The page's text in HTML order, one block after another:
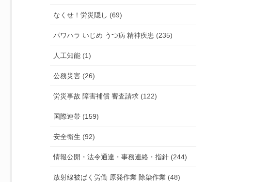
なくせ！労災隠し (69)
パワハラ いじめ うつ病 精神疾患 (235)
人工知能 (1)
公務災害 (26)
労災事故 障害補償 審査請求 (122)
国際連帯 (159)
安全衛生 (92)
情報公開・法令通達・事務連絡・指針 (244)
放射線被ばく労働 原発作業 除染作業 (48)